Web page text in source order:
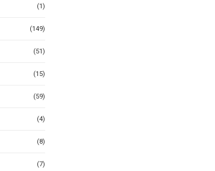
(1)
(149)
(51)
(15)
(59)
(4)
(8)
(7)